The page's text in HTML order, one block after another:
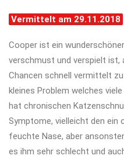
Vermittelt am 29.11.2018
Cooper ist ein
verschmust und verspielt ist,
Chancen schnell vermittelt
kleines Problem welches
hat chronischen
Symptome, vielleicht den ein
feuchte Nase, aber
es ihm sehr schlecht und